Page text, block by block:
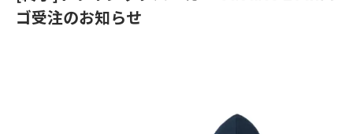
ゴ受注のお知らせ